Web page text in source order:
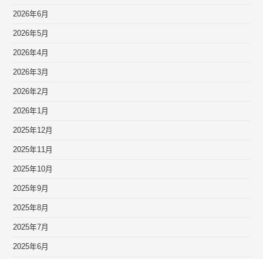
2026年6月
2026年5月
2026年4月
2026年3月
2026年2月
2026年1月
2025年12月
2025年11月
2025年10月
2025年9月
2025年8月
2025年7月
2025年6月